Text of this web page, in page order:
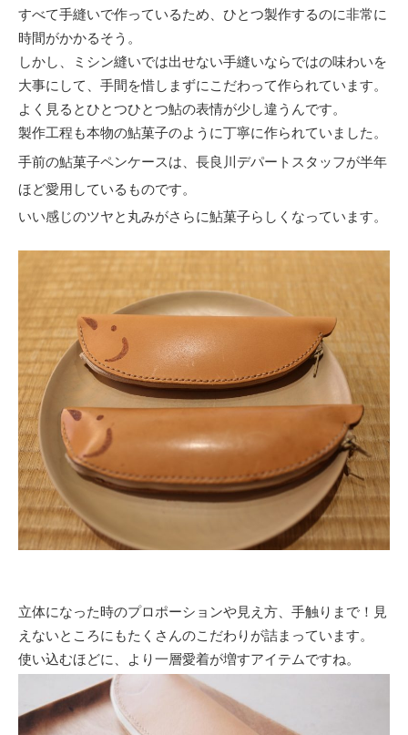
すべて手縫いで作っているため、ひとつ製作するのに非常に
時間がかかるそう。
しかし、ミシン縫いでは出せない手縫いならではの味わいを
大事にして、手間を惜しまずにこだわって作られています。
よく見るとひとつひとつ鮎の表情が少し違うんです。
製作工程も本物の鮎菓子のように丁寧に作られていました。
手前の鮎菓子ペンケースは、長良川デパートスタッフが半年
ほど愛用しているものです。
いい感じのツヤと丸みがさらに鮎菓子らしくなっています。
立体になった時のプロポーションや見え方、手触りまで！見
えないところにもたくさんのこだわりが詰まっています。
使い込むほどに、より一層愛着が増すアイテムですね。